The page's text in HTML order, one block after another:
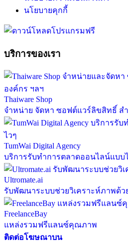
นโยบายคุกกี้
บริการของเรา
Thaiware Shop
จำหน่าย จัดหา ซอฟต์แวร์ลิขสิทธิ์ ส
TumWai Digital Agency
บริการรับทำการตลาดออนไลน์แบบ
Ultromate.ai
รับพัฒนาระบบช่วยวิเคราะห์ภาพด้ว
FreelanceBay
แหล่งรวมฟรีแลนซ์คุณภาพ
ติดต่อโฆษณาบน